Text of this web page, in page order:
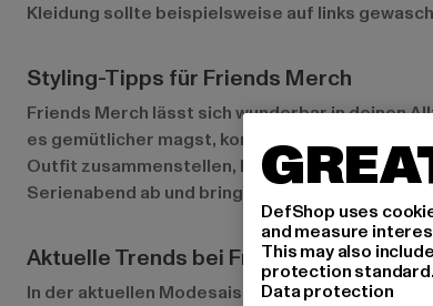
Kleidung sollte beispielsweise auf links
Styling-Tipps für Friends Merch
Friends Merch lässt sich wunderbar in deinen
es gemütlicher magst, kombiniere einen
Outfit zusammenstellen, bestehend aus
Serienabend ab und bringen das Friends-
Aktuelle Trends bei Friends Merch
In der aktuellen Modesaison 2024 ist Friends
DefShop uses
and measure
This may also
protection
Data protection